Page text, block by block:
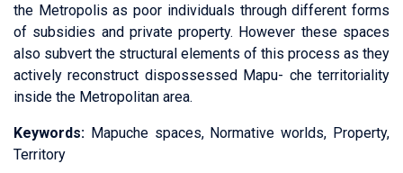
the Metropolis as poor individuals through different forms
of subsidies and private property. However these spaces
also subvert the structural elements of this process as they
actively reconstruct dispossessed Mapu- che territoriality
inside the Metropolitan area.
Keywords: Mapuche spaces, Normative worlds, Property,
Territory